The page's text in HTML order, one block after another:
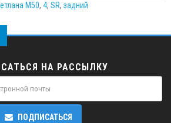
М50, 4, SR, задний
НА РАССЫЛКУ
ПОДПИСАТЬСЯ